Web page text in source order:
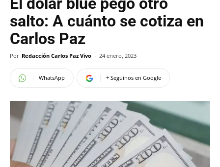
salto: A cuánto se cotiza en
Carlos Paz
Por Redacción Carlos Paz Vivo - 24 enero, 2023
WhatsApp + Seguinos en Google